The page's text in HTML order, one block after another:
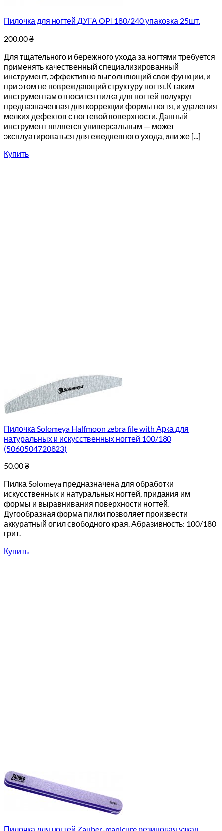
Пилочка для ногтей ДУГА OPI 180/240 упаковка 25шт.
200.00₴
Для тщательного и бережного ухода за ногтями требуется
применять качественный специализированный
инструмент, эффективно выполняющий свои функции, и
при этом не повреждающий структуру ногтя. К таким
инструментам относится пилка для ногтей полукруг
предназначенная для коррекции формы ногтя, и удаления
мелких дефектов с ногтевой поверхности. Данный
инструмент является универсальным — может
эксплуатироваться для ежедневного ухода, или же [...]
Купить
Пилочка Solomeya Halfmoon zebra file with Арка для
натуральных и искусственных ногтей 100/180
(5060504720823)
50.00₴
Пилка Solomeya предназначена для обработки
искусственных и натуральных ногтей, придания им
формы и выравнивания поверхности ногтей.
Дугообразная форма пилки позволяет произвести
аккуратный опил свободного края. Абразивность: 100/180
грит.
Купить
Пилочка для ногтей Zauber-manicure резиновая узкая